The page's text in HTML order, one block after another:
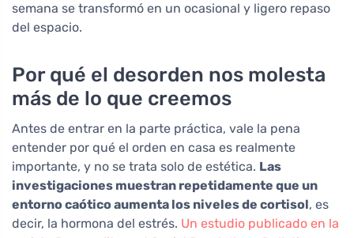
semana se transformó en un ocasional y ligero repaso
del espacio.
Por qué el desorden nos molesta
más de lo que creemos
Antes de entrar en la parte práctica, vale la pena
entender por qué el orden en casa es realmente
importante, y no se trata solo de estética. Las
investigaciones muestran repetidamente que un
entorno caótico aumenta los niveles de cortisol, es
decir, la hormona del estrés. Un estudio publicado en la